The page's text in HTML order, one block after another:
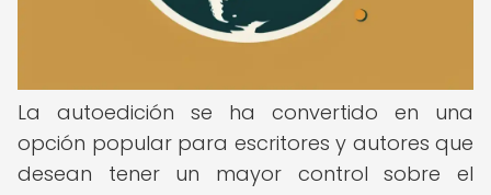
La autoedición se ha convertido en una
opción popular para escritores y autores que
desean tener un mayor control sobre el